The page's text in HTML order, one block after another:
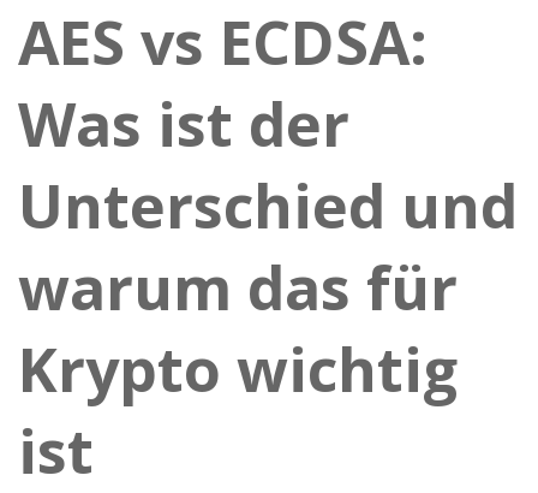
AES vs ECDSA:
Was ist der
Unterschied und
warum das für
Krypto wichtig
ist